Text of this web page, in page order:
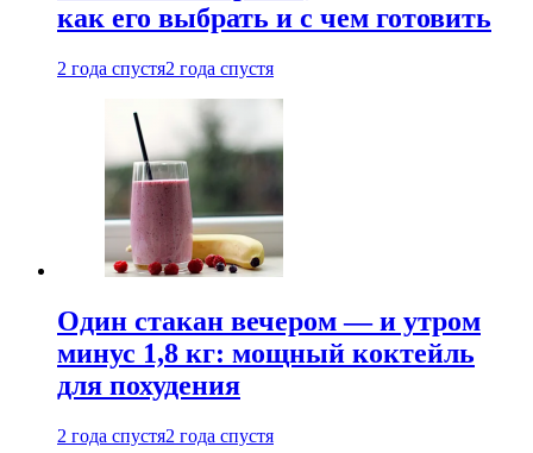
как его выбрать и с чем готовить
2 года спустя2 года спустя
Один стакан вечером — и утром
минус 1,8 кг: мощный коктейль
для похудения
2 года спустя2 года спустя